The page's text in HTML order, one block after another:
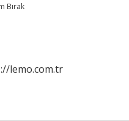
Bırak
lemo.com.tr